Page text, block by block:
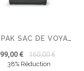
EASTPAK SAC DE VOYAGE TRANVERZ S VALISE
99,00 € 160,00 €
38% Réduction